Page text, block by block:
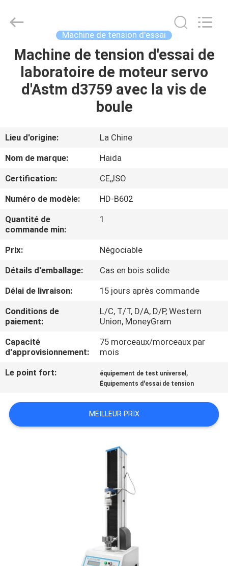
MAISON
VIDÉOS
LE
SPECTACLE
VR
À
PROPOS
DE
NOUS
VISITE
DE
L'USINE
CONTRÔLE
DE
Equipment
Rights
Reserved.
Machine de tension d'essai
Machine de tension d'essai de
laboratoire de moteur servo
d'Astm d3759 avec la vis de
boule
Lieu d'origine:
La Chine
Nom de marque:
Haida
Certification:
CE,,ISO
Numéro de modèle:
HD-B602
Quantité de
commande min:
1
Prix:
Négociable
Détails d'emballage:
Cas en bois solide
Délai de livraison:
15 jours après commande
Conditions de
paiement:
L/C, T/T, D/A, D/P, Western
Union, MoneyGram
Capacité
d'approvisionnement:
75 morceaux/morceaux par
mois
Le point fort:
équipement de test universel ,
Équipements d'essai de tension
MEILLEUR PRIX